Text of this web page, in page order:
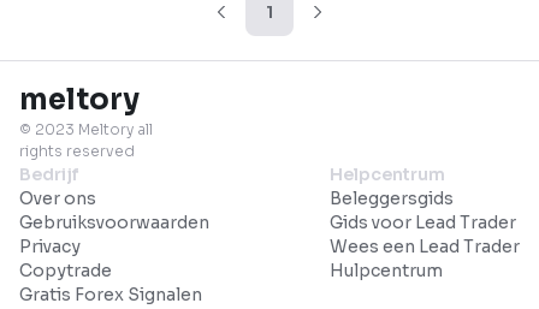
1
meltory
© 2023 Meltory all
rights reserved
Bedrijf
Over ons
Gebruiksvoorwaarden
Privacy
Copytrade
Gratis Forex Signalen
Helpcentrum
Beleggersgids
Gids voor Lead Trader
Wees een Lead Trader
Hulpcentrum